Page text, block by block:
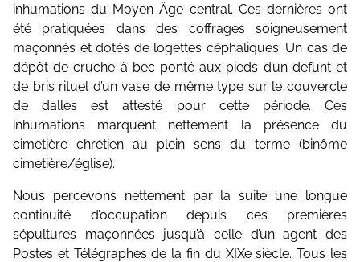
inhumations du Moyen Âge central. Ces dernières ont
été pratiquées dans des coffrages soigneusement
maçonnés et dotés de logettes céphaliques. Un cas de
dépôt de cruche à bec ponté aux pieds d’un défunt et
de bris rituel d’un vase de même type sur le couvercle
de dalles est attesté pour cette période. Ces
inhumations marquent nettement la présence du
cimetière chrétien au plein sens du terme (binôme
cimetière/église).
Nous percevons nettement par la suite une longue
continuité d’occupation depuis ces premières
sépultures maçonnées jusqu’à celle d’un agent des
Postes et Télégraphes de la fin du XIXe siècle. Tous les